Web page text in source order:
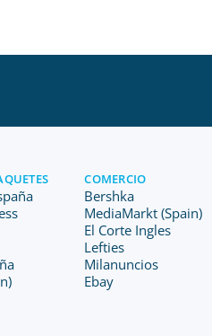
COMERCIO
Bershka
MediaMarkt (Spain)
El Corte Ingles
Lefties
Milanuncios
Ebay